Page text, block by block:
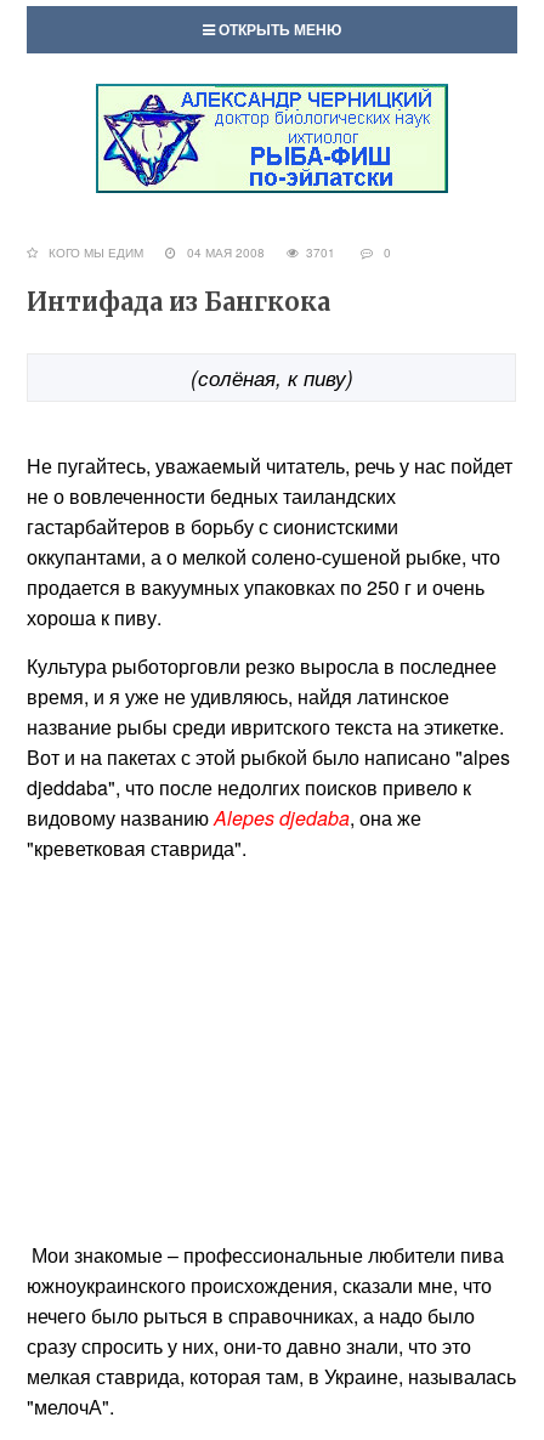
ОТКРЫТЬ МЕНЮ
КОГО МЫ ЕДИМ 04 МАЯ 2008 3701 0
Интифада из Бангкока
(солёная, к пиву)
Не пугайтесь, уважаемый читатель, речь у нас пойдет
не о вовлеченности бедных таиландских
гастарбайтеров в борьбу с сионистскими
оккупантами, а о мелкой солено-сушеной рыбке, что
продается в вакуумных упаковках по 250 г и очень
хороша к пиву.
Культура рыботорговли резко выросла в последнее
время, и я уже не удивляюсь, найдя латинское
название рыбы среди ивритского текста на этикетке.
Вот и на пакетах с этой рыбкой было написано "alpes
djeddaba", что после недолгих поисков привело к
видовому названиюAlepes djedaba, она же
"креветковая ставрида".
Мои знакомые – профессиональные любители пива
южноукраинского происхождения, сказали мне, что
нечего было рыться в справочниках, а надо было
сразу спросить у них, они-то давно знали, что это
мелкая ставрида, которая там, в Украине, называлась
"мелочА".